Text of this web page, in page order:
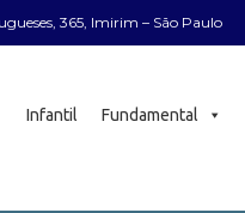
365, Imirim – São Paulo
Infantil Fundamental